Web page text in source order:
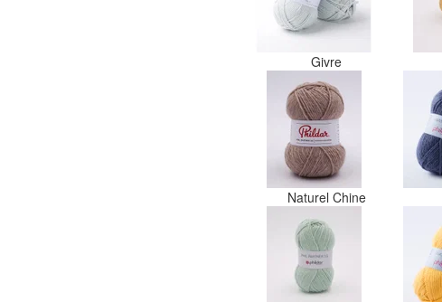
Givre
Naturel Chine